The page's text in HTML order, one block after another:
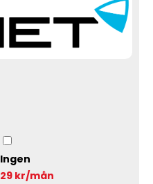
Ingen
29 kr/mån